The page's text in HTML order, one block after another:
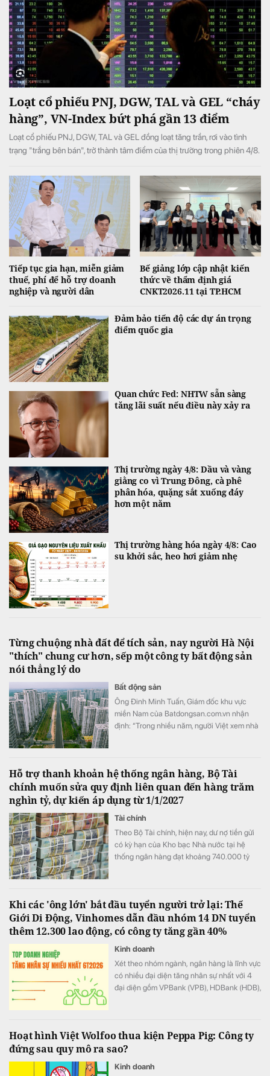
Loạt cổ phiếu PNJ, DGW, TAL và GEL “cháy
hàng”, VN-Index bứt phá gần 13 điểm
Loạt cổ phiếu PNJ, DGW, TAL và GEL đồng loạt tăng trần, rơi vào tình
trạng "trắng bên bán", trở thành tâm điểm của thị trường trong phiên 4/8.
Tiếp tục gia hạn, miễn giảm
thuế, phí để hỗ trợ doanh
nghiệp và người dân
Bế giảng lớp cập nhật kiến
thức về thẩm định giá
CNKT2026.11 tại TP.HCM
Đảm bảo tiến độ các dự án trọng
điểm quốc gia
Quan chức Fed: NHTW sẵn sàng
tăng lãi suất nếu điều này xảy ra
Thị trường ngày 4/8: Dầu và vàng
giằng co vì Trung Đông, cà phê
phân hóa, quặng sắt xuống đáy
hơn một năm
Thị trường hàng hóa ngày 4/8: Cao
su khởi sắc, heo hơi giảm nhẹ
Từng chuộng nhà đất để tích sản, nay người Hà Nội
"thích" chung cư hơn, sếp một công ty bất động sản
nói thẳng lý do
Bất động sản
Ông Đinh Minh Tuấn, Giám đốc khu vực
miền Nam của Batdongsan.com.vn nhận
định: “Trong nhiều năm, người Việt xem nhà
tiên".
Hỗ trợ thanh khoản hệ thống ngân hàng, Bộ Tài
chính muốn sửa quy định liên quan đến hàng trăm
nghìn tỷ, dự kiến áp dụng từ 1/1/2027
Tài chính
Theo Bộ Tài chính, hiện nay, dư nợ tiền gửi
có kỳ hạn của Kho bạc Nhà nước tại hệ
thống ngân hàng đạt khoảng 740.000 tỷ
Khi các 'ông lớn' bắt đầu tuyển người trở lại: Thế
Giới Di Động, Vinhomes dẫn đầu nhóm 14 DN tuyển
thêm 12.300 lao động, có công ty tăng gần 40%
Kinh doanh
Xét theo nhóm ngành, ngân hàng là lĩnh vực
có nhiều đại diện tăng nhân sự nhất với 4
đại diện gồm VPBank (VPB), HDBank (HDB),
Hoạt hình Việt Wolfoo thua kiện Peppa Pig: Công ty
đứng sau quy mô ra sao?
Kinh doanh